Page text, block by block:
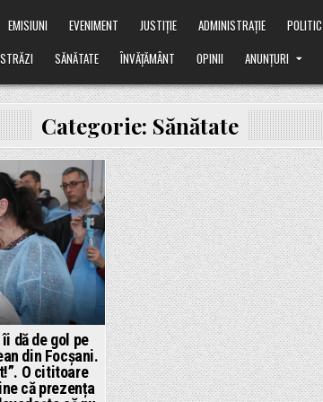
EMISIUNI EVENIMENT JUSTIȚIE ADMINISTRAȚIE POLITIC
STRĂZI SĂNĂTATE ÎNVĂȚĂMÂNT OPINII ANUNȚURI
Categorie: Sănătate
îi dă de gol pe
din Focșani.
O cititoare
că prezența